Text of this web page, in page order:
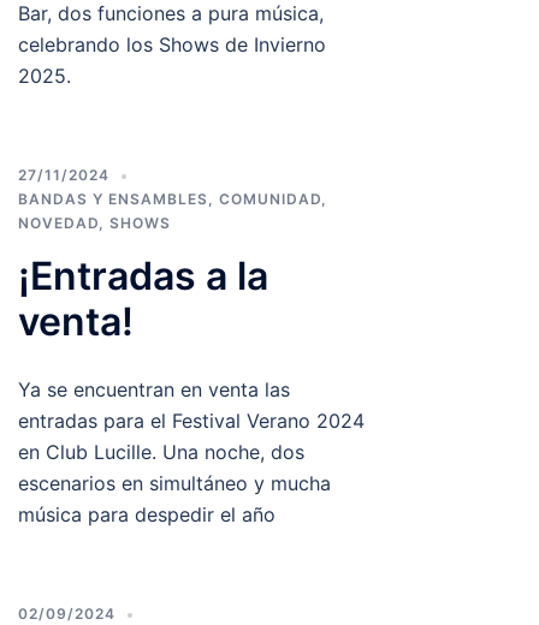
Bar, dos funciones a pura música,
celebrando los Shows de Invierno
2025.
27/11/2024
BANDAS Y ENSAMBLES, COMUNIDAD,
NOVEDAD, SHOWS
¡Entradas a la
venta!
Ya se encuentran en venta las
entradas para el Festival Verano 2024
en Club Lucille. Una noche, dos
escenarios en simultáneo y mucha
música para despedir el año
02/09/2024